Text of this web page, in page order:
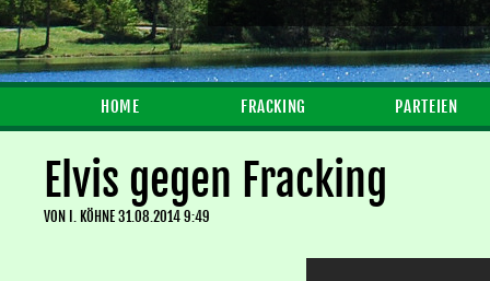
HOME FRACKING PARTEIEN
Elvis gegen Fracking
VON I. KÖHNE31.08.2014 9:49